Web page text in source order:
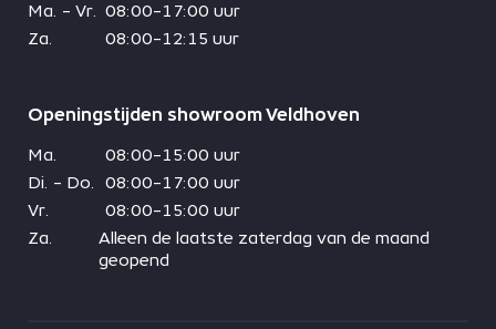
Ma. - Vr. 08:00-17:00 uur
Za.
08:00-12:15 uur
Openingstijden showroom Veldhoven
Ma.
08:00-15:00 uur
Di. - Do.
08:00-17:00 uur
Vr.
08:00-15:00 uur
Za.
Alleen de laatste zaterdag van de maand
geopend